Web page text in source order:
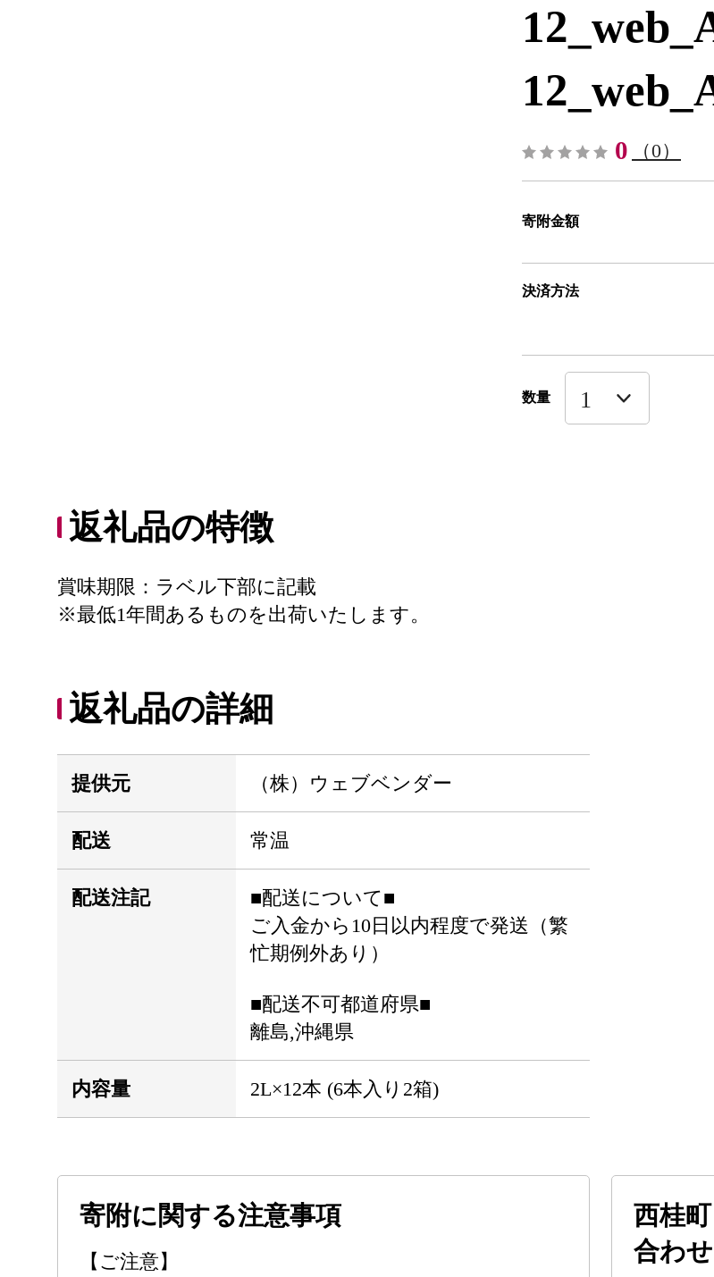
0 （0）
寄附金額
決済方法
数量
返礼品の特徴
賞味期限：ラベル下部に記載
※最低1年間あるものを出荷いたします。
返礼品の詳細
提供元 （株）ウェブベンダー
配送 常温
配送注記
■配送について■
ご入金から10日以内程度で発送（繁
忙期例外あり）
■配送不可都道府県■
離島,沖縄県
内容量 2L×12本 (6本入り2箱)
寄附に関する注意事項
【ご注意】
西桂
合わせ